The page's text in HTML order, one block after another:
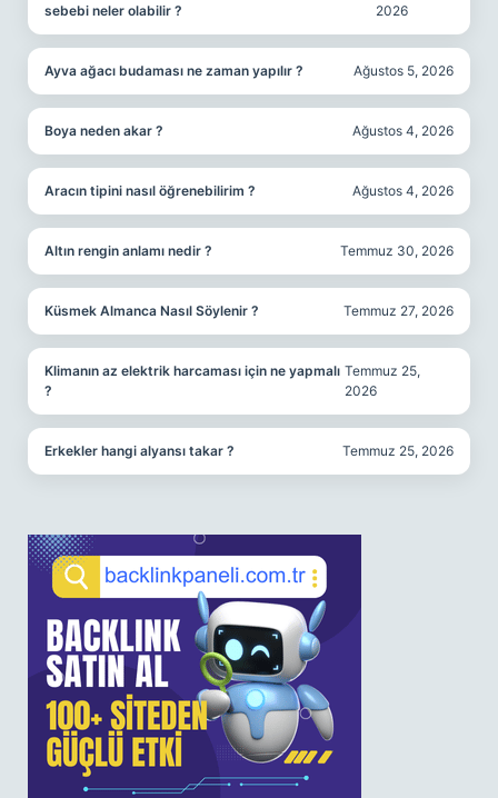
sebebi neler olabilir ?
2026
Ayva ağacı budaması ne zaman yapılır ? Ağustos 5, 2026
Boya neden akar ? Ağustos 4, 2026
Aracın tipini nasıl öğrenebilirim ? Ağustos 4, 2026
Altın rengin anlamı nedir ? Temmuz 30, 2026
Küsmek Almanca Nasıl Söylenir ? Temmuz 27, 2026
Klimanın az elektrik harcaması için ne yapmalı
?
Temmuz 25,
2026
Erkekler hangi alyansı takar ? Temmuz 25, 2026